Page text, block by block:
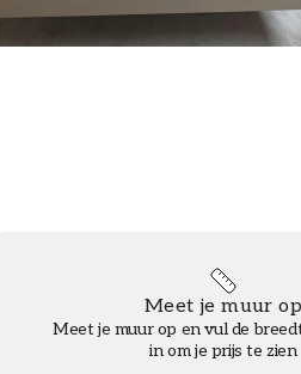
Meet je muur op
Meet je muur op en vul de
in om je prijs te zien